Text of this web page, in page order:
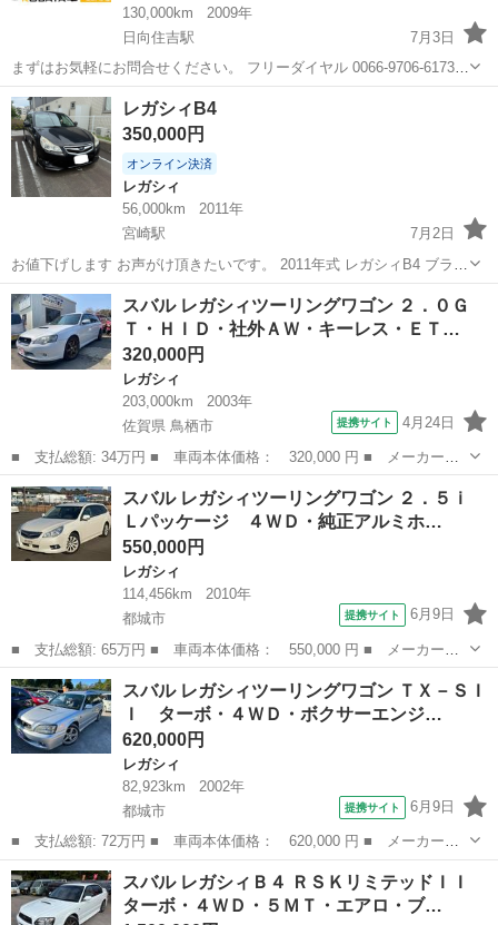
130,000km
2009年
日向住吉駅
7月3日
まずはお気軽にお問合せください。 フリーダイヤル 0066-9706-6173
★ラインID:@443feups★ https://lin.ee/JPpMU2h ■当社グループ在庫
情報■ ht...
宮崎 宮崎市 日向住吉駅
レガシィB4
350,000円
オンライン決済
レガシィ
56,000km
2011年
宮崎駅
7月2日
お値下げします お声がけ頂きたいです。 2011年式 レガシィB4 ブラッ
ク アイサイト付き 走行距離約56000キロ 2026/11月車検 多少傷があり
ます。 気になる方は写真を送らせて頂きます。お問い合わせくださ
い。 ...
宮崎 宮崎市 レガシィ 走行距離
スバル レガシィツーリングワゴン ２．０Ｇ
Ｔ・ＨＩＤ・社外ＡＷ・キーレス・ＥＴ…
320,000円
レガシィ
203,000km
2003年
佐賀県 鳥栖市
提携サイト 4月24日
■ 支払総額: 34万円 ■ 車両本体価格： 320,000 円 ■ メーカー
名： スバル ■ 車種名： レガシィツーリングワゴン ■ グレード
名： ２．０ＧＴ・ＨＩＤ・社外ＡＷ・キーレス・ＥＴＣ 社外Ａ
Ｗ・キーレス・ＥＴ...
佐賀 鳥栖市
スバル レガシィツーリングワゴン ２．５ｉ
Ｌパッケージ ４ＷＤ・純正アルミホ…
550,000円
レガシィ
114,456km
2010年
都城市
提携サイト 6月9日
■ 支払総額: 65万円 ■ 車両本体価格： 550,000 円 ■ メーカー
名： スバル ■ 車種名： レガシィツーリングワゴン ■ グレード
名： ２．５ｉ Ｌパッケージ ４ＷＤ・純正アルミホイール・ナ
ビ・ＴＶ・バックカ...
宮崎 都城市
スバル レガシィツーリングワゴン ＴＸ－ＳＩ
Ｉ ターボ・４ＷＤ・ボクサーエンジ…
620,000円
レガシィ
82,923km
2002年
都城市
提携サイト 6月9日
■ 支払総額: 72万円 ■ 車両本体価格： 620,000 円 ■ メーカー
名： スバル ■ 車種名： レガシィツーリングワゴン ■ グレード
名： ＴＸ－ＳＩＩ ターボ・４ＷＤ・ボクサーエンジン・キーレ
ス・ＨＩＤ・ＳＴＩ...
宮崎 都城市 レガシィ
スバル レガシィＢ４ ＲＳＫリミテッドＩＩ
ターボ・４ＷＤ・５ＭＴ・エアロ・ブ…